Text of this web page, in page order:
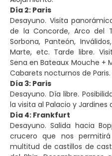
Día 2: Paris
Desayuno. Visita
de la Concorde, Arco del
Sorbona, Panteón,
Marte, etc. Tarde libre.
Sena en Bateaux Mouche +
Cabarets nocturnos de
Día 3: Paris
Desayuno. Día libre.
la visita al Palacio y Jardines
Día 4: Frankfurt
Desayuno. Salida hacia
crucero que nos
multitud de castillos de